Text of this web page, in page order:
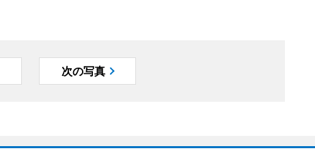
次の写真